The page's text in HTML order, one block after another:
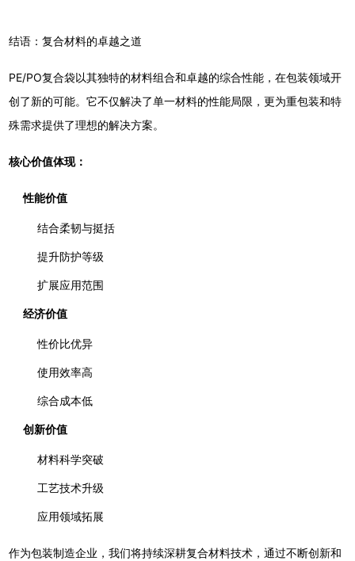
结语：复合材料的卓越之道
PE/PO复合袋以其独特的材料组合和卓越的综合性能，在包装领域开
创了新的可能。它不仅解决了单一材料的性能局限，更为重包装和特
殊需求提供了理想的解决方案。
核心价值体现：
性能价值
结合柔韧与挺括
提升防护等级
扩展应用范围
经济价值
性价比优异
使用效率高
综合成本低
创新价值
材料科学突破
工艺技术升级
应用领域拓展
作为包装制造企业，我们将持续深耕复合材料技术，通过不断创新和